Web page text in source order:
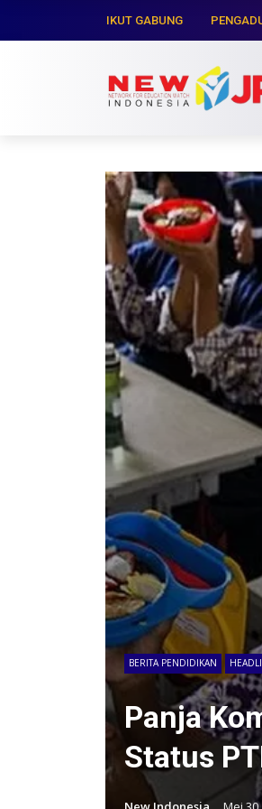
IKUT GABUNG
BERITA PENDIDIKAN
Panja
Status